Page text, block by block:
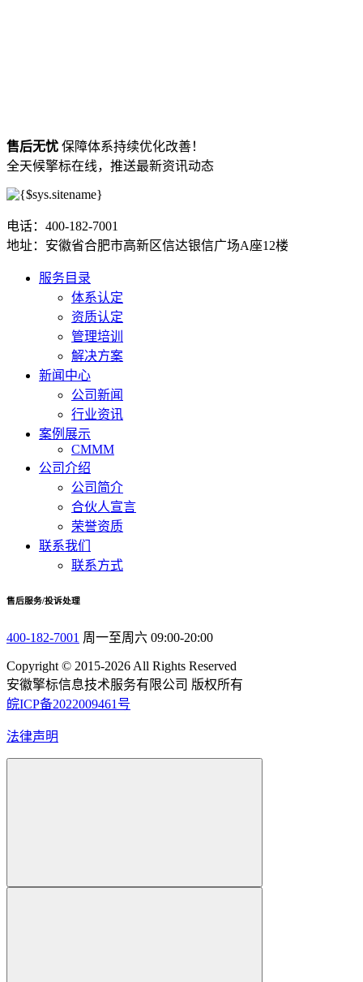
售后无忧 保障体系持续优化改善！
全天候擎标在线，推送最新资讯动态
电话：400-182-7001
地址：安徽省合肥市高新区信达银信广场A座12楼
服务目录
体系认定
资质认定
管理培训
解决方案
新闻中心
公司新闻
行业资讯
案例展示
CMMM
公司介绍
公司简介
合伙人宣言
荣誉资质
联系我们
联系方式
售后服务/投诉处理
400-182-7001 周一至周六 09:00-20:00
Copyright © 2015-2026 All Rights Reserved
安徽擎标信息技术服务有限公司 版权所有
皖ICP备2022009461号
法律声明